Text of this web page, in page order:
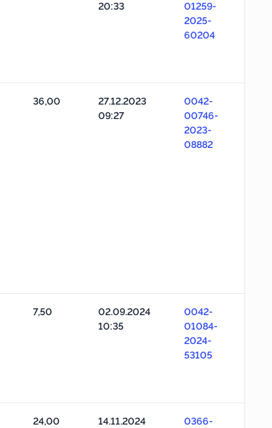
20:33
01259-
2025-
60204
36,00
27.12.2023
09:27
0042-
00746-
2023-
08882
7,50
02.09.2024
10:35
0042-
01084-
2024-
53105
24,00
14.11.2024
0366-